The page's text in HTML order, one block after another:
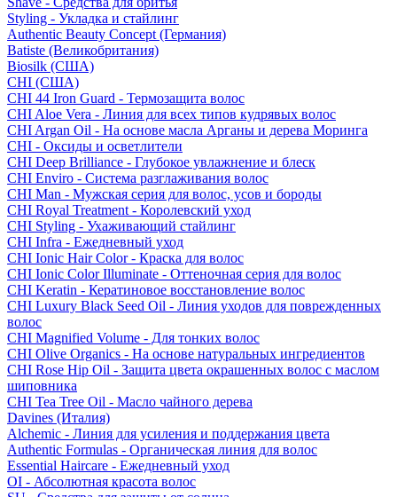
Styling - Укладка и стайлинг
Authentic Beauty Concept (Германия)
Batiste (Великобритания)
Biosilk (США)
CHI (США)
CHI 44 Iron Guard - Термозащита волос
CHI Aloe Vera - Линия для всех типов кудрявых волос
CHI Argan Oil - На основе масла Арганы и дерева Моринга
CHI - Оксиды и осветлители
CHI Deep Brilliance - Глубокое увлажнение и блеск
CHI Enviro - Система разглаживания волос
CHI Man - Мужская серия для волос, усов и бороды
CHI Royal Treatment - Королевский уход
CHI Styling - Ухаживающий стайлинг
CHI Infra - Ежедневный уход
CHI Ionic Hair Color - Краска для волос
CHI Ionic Color Illuminate - Оттеночная серия для волос
CHI Keratin - Кератиновое восстановление волос
CHI Luxury Black Seed Oil - Линия уходов для поврежденных
волос
CHI Magnified Volume - Для тонких волос
CHI Olive Organics - На основе натуральных ингредиентов
CHI Rose Hip Oil - Защита цвета окрашенных волос с маслом
шиповника
CHI Tea Tree Oil - Масло чайного дерева
Davines (Италия)
Alchemic - Линия для усиления и поддержания цвета
Authentic Formulas - Органическая линия для волос
Essential Haircare - Eжедневный уход
OI - Абсолютная красота волос